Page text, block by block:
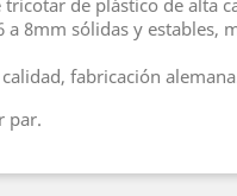
tricotar de plástico de alta
a 8mm sólidas y estables,
fabricación
par.